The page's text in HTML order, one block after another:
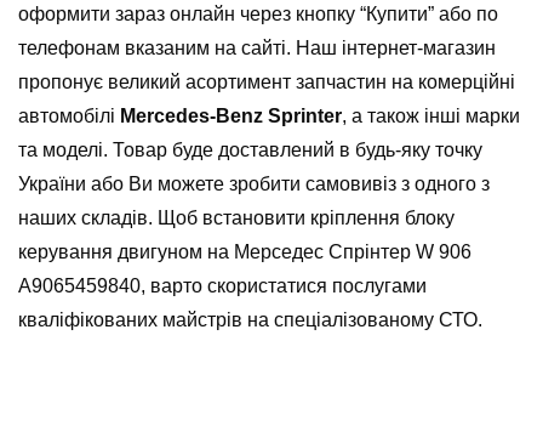
оформити зараз онлайн через кнопку “Купити” або по
телефонам вказаним на сайті. Наш інтернет-магазин
пропонує великий асортимент запчастин на комерційні
автомобілі Mercedes-Benz Sprinter, а також інші марки
та моделі. Товар буде доставлений в будь-яку точку
України або Ви можете зробити самовивіз з одного з
наших складів. Щоб встановити кріплення блоку
керування двигуном на Мерседес Спрінтер W 906
А9065459840, варто скористатися послугами
кваліфікованих майстрів на спеціалізованому СТО.